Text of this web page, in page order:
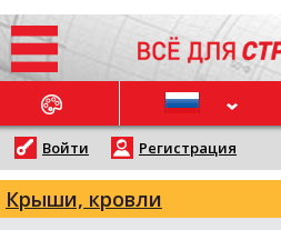
НОВОСТИ
Войти Регистрация
Крыши, кровли